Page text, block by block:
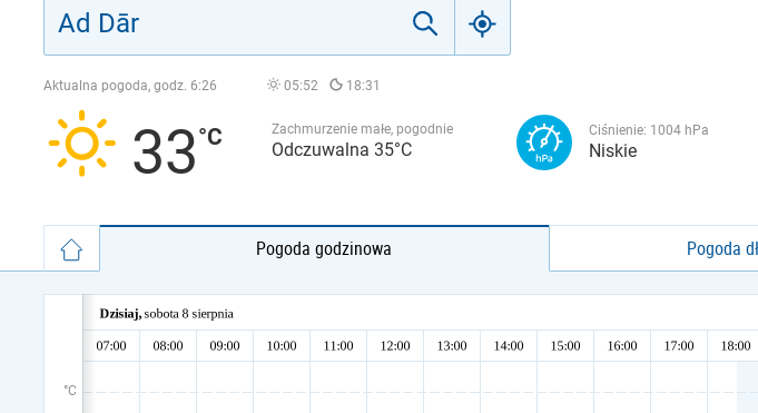
Aktualna pogoda, godz. 6:26 05:52 18:31
33 Zachmurzenie małe, pogodnie
Odczuwalna 35°C
Ciśnienie: 1004 hPa
Niskie
Pogoda godzinowa Pogoda
°C